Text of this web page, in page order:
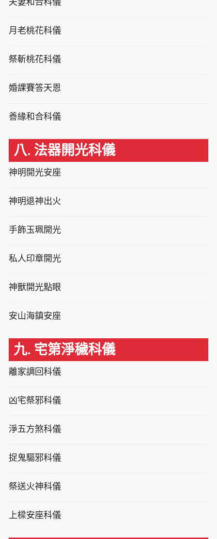
月老桃花科儀
祭斬桃花科儀
婚課賽答天恩
善緣和合科儀
八. 法器開光科儀
神明開光安座
神明退神出火
手飾玉珮開光
私人印章開光
神獸開光點眼
安山海鎮安座
九. 宅第淨穢科儀
離家調回科儀
凶宅祭邪科儀
淨五方煞科儀
捉鬼驅邪科儀
祭送火神科儀
上樑安座科儀